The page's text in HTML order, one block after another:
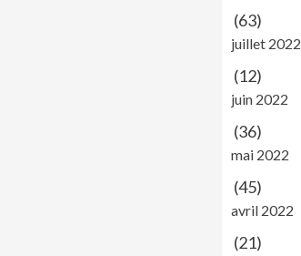
(63)
juillet 2022
(12)
juin 2022
(36)
mai 2022
(45)
avril 2022
(21)